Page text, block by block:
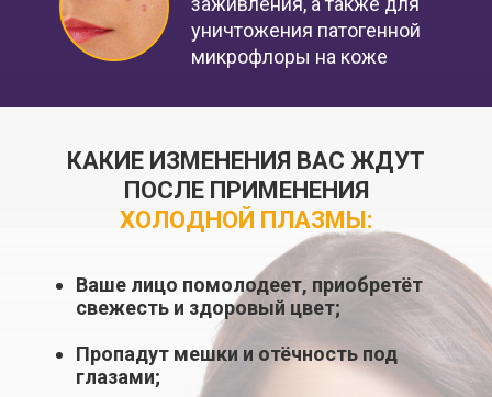
уничтожения патогенной
микрофлоры на коже
КАКИЕ ИЗМЕНЕНИЯ ВАС ЖДУТ
ПОСЛЕ ПРИМЕНЕНИЯ
ХОЛОДНОЙ ПЛАЗМЫ:
Ваше лицо помолодеет, приобретёт
свежесть и здоровый цвет;
Пропадут мешки и отёчность под
глазами;